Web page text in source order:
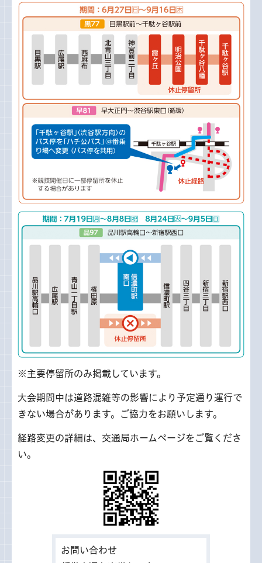
※主要停留所のみ掲載しています。
大会期間中は道路混雑等の影響により予定通り運行で
きない場合があります。ご協力をお願いします。
経路変更の詳細は、交通局ホームページをご覧くださ
い。
お問い合わせ